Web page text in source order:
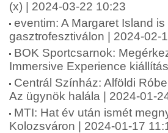
(x) | 2024-03-22 10:23
eventim: A Margaret Island
gasztrofesztiválon | 2024-02-
BOK Sportcsarnok:
Immersive Experience
Centrál Színház: Alföldi
Az ügynök halála | 2024-01-
MTI: Hat év után ismét
Kolozsváron | 2024-01-17